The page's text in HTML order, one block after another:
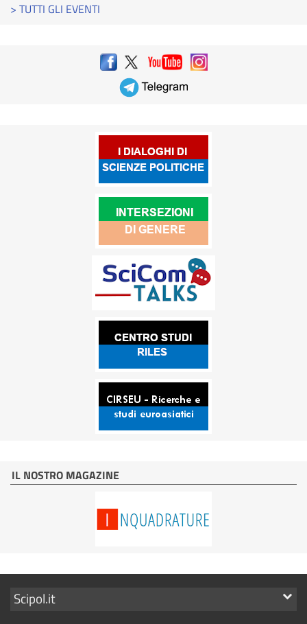
> TUTTI GLI EVENTI
IL NOSTRO MAGAZINE
Mostra
Scipol.it